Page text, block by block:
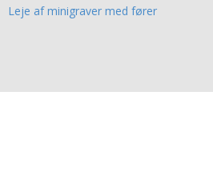
Leje af minigraver med fører